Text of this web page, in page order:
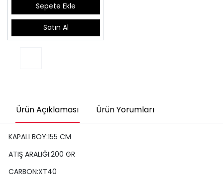
Sepete Ekle
Satın Al
Ürün Açıklaması Ürün Yorumları
KAPALI BOY:155 CM
ATIŞ ARALIĞI:200 GR
CARBON:XT40